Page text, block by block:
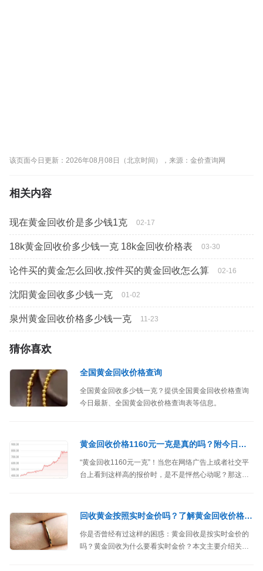
该页面今日更新：2026年08月08日（北京时间），来源：金价查询网
相关内容
现在黄金回收价是多少钱1克 02-17
18k黄金回收价多少钱一克 18k金回收价格表 03-30
论件买的黄金怎么回收,按件买的黄金回收怎么算 02-16
沈阳黄金回收多少钱一克 01-02
泉州黄金回收价格多少钱一克 11-23
猜你喜欢
全国黄金回收价格查询
全国黄金回收多少钱一克？提供全国黄金回收价格查询
今日最新、全国黄金回收价格查询表等信息。
黄金回收价格1160元一克是真的吗？附今日黄金回收行情
“黄金回收1160元一克”！当您在网络广告上或者社交平
台上看到这样高的报价时，是不是怦然心动呢？那这其
回收黄金按照实时金价吗？了解黄金回收价格的计算方式
你是否曾经有过这样的困惑：黄金回收是按实时金价的
吗？黄金回收为什么要看实时金价？本文主要介绍关于